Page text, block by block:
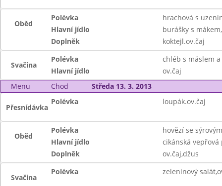
Oběd
Polévka
hrachová s
Hlavní jídlo
burášky s
Doplněk
koktejl.ov.čaj
Svačina
Polévka
chléb s máslem
Hlavní jídlo
ov.čaj
Menu
Chod Středa 13. 3. 2013
Přesnídávka
Polévka loupák.ov.čaj
Oběd
Polévka
hovězí se
Hlavní jídlo
cikánská vepřová
Doplněk
ov.čaj,džus
Svačina
Polévka zeleninový